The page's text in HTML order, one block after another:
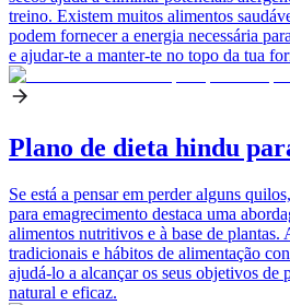
treino. Existem muitos alimentos
podem fornecer a energia necessária
e ajudar-te a manter-te no topo da tua
Plano de dieta hindu
Se está a pensar em perder alguns
para emagrecimento destaca uma
alimentos nutritivos e à base de
tradicionais e hábitos de alimentação
ajudá-lo a alcançar os seus objetivos de
natural e eficaz.